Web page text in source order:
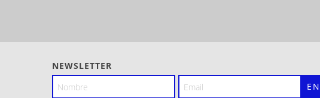
NEWSLETTER